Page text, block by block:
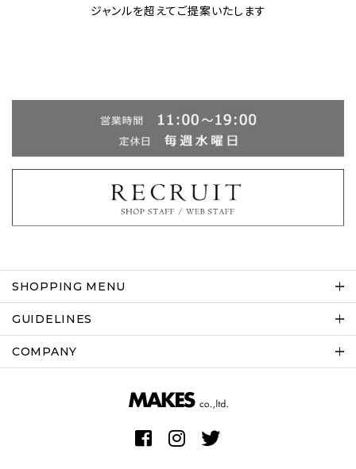
ジャンルを超えてご提案いたします
SHOPPING MENU
GUIDELINES
COMPANY